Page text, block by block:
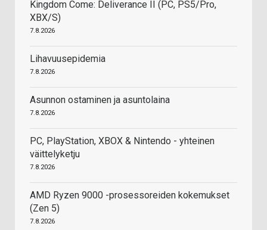
Kingdom Come: Deliverance II (PC, PS5/Pro,
XBX/S)
7.8.2026
Lihavuusepidemia
7.8.2026
Asunnon ostaminen ja asuntolaina
7.8.2026
PC, PlayStation, XBOX & Nintendo - yhteinen
väittelyketju
7.8.2026
AMD Ryzen 9000 -prosessoreiden kokemukset
(Zen 5)
7.8.2026